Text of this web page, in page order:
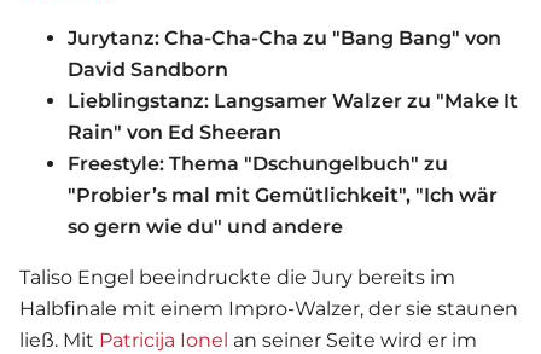
Jurytanz: Cha-Cha-Cha zu "Bang Bang" von
David Sandborn
Lieblingstanz: Langsamer Walzer zu "Make It
Rain" von Ed Sheeran
Freestyle: Thema "Dschungelbuch" zu
"Probier’s mal mit Gemütlichkeit", "Ich wär
so gern wie du" und andere
Taliso Engel beeindruckte die Jury bereits im
Halbfinale mit einem Impro-Walzer, der sie staunen
ließ. Mit Patricija Ionel an seiner Seite wird er im